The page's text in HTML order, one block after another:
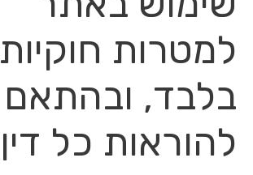
למטרות חוקיות
בלבד, ובהתאם
להוראות כל דין